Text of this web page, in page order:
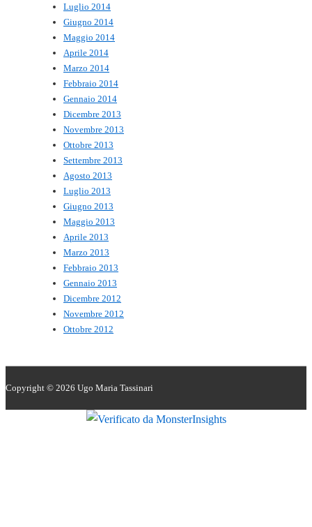
Luglio 2014
Giugno 2014
Maggio 2014
Aprile 2014
Marzo 2014
Febbraio 2014
Gennaio 2014
Dicembre 2013
Novembre 2013
Ottobre 2013
Settembre 2013
Agosto 2013
Luglio 2013
Giugno 2013
Maggio 2013
Aprile 2013
Marzo 2013
Febbraio 2013
Gennaio 2013
Dicembre 2012
Novembre 2012
Ottobre 2012
Copyright © 2026 Ugo Maria Tassinari